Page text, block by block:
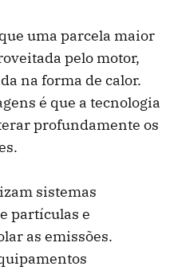
uma parcela maior
pelo motor,
na forma de calor.
é que a tecnologia
profundamente os
sistemas
partículas e
as emissões.